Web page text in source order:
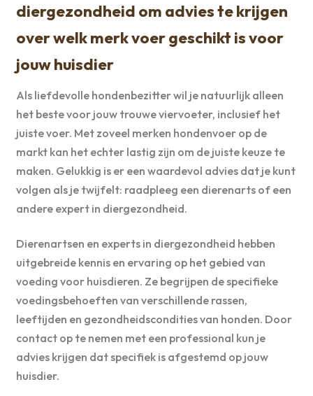
diergezondheid om advies te krijgen
over welk merk voer geschikt is voor
jouw huisdier
Als liefdevolle hondenbezitter wil je natuurlijk alleen
het beste voor jouw trouwe viervoeter, inclusief het
juiste voer. Met zoveel merken hondenvoer op de
markt kan het echter lastig zijn om de juiste keuze te
maken. Gelukkig is er een waardevol advies dat je kunt
volgen als je twijfelt: raadpleeg een dierenarts of een
andere expert in diergezondheid.
Dierenartsen en experts in diergezondheid hebben
uitgebreide kennis en ervaring op het gebied van
voeding voor huisdieren. Ze begrijpen de specifieke
voedingsbehoeften van verschillende rassen,
leeftijden en gezondheidscondities van honden. Door
contact op te nemen met een professional kun je
advies krijgen dat specifiek is afgestemd op jouw
huisdier.